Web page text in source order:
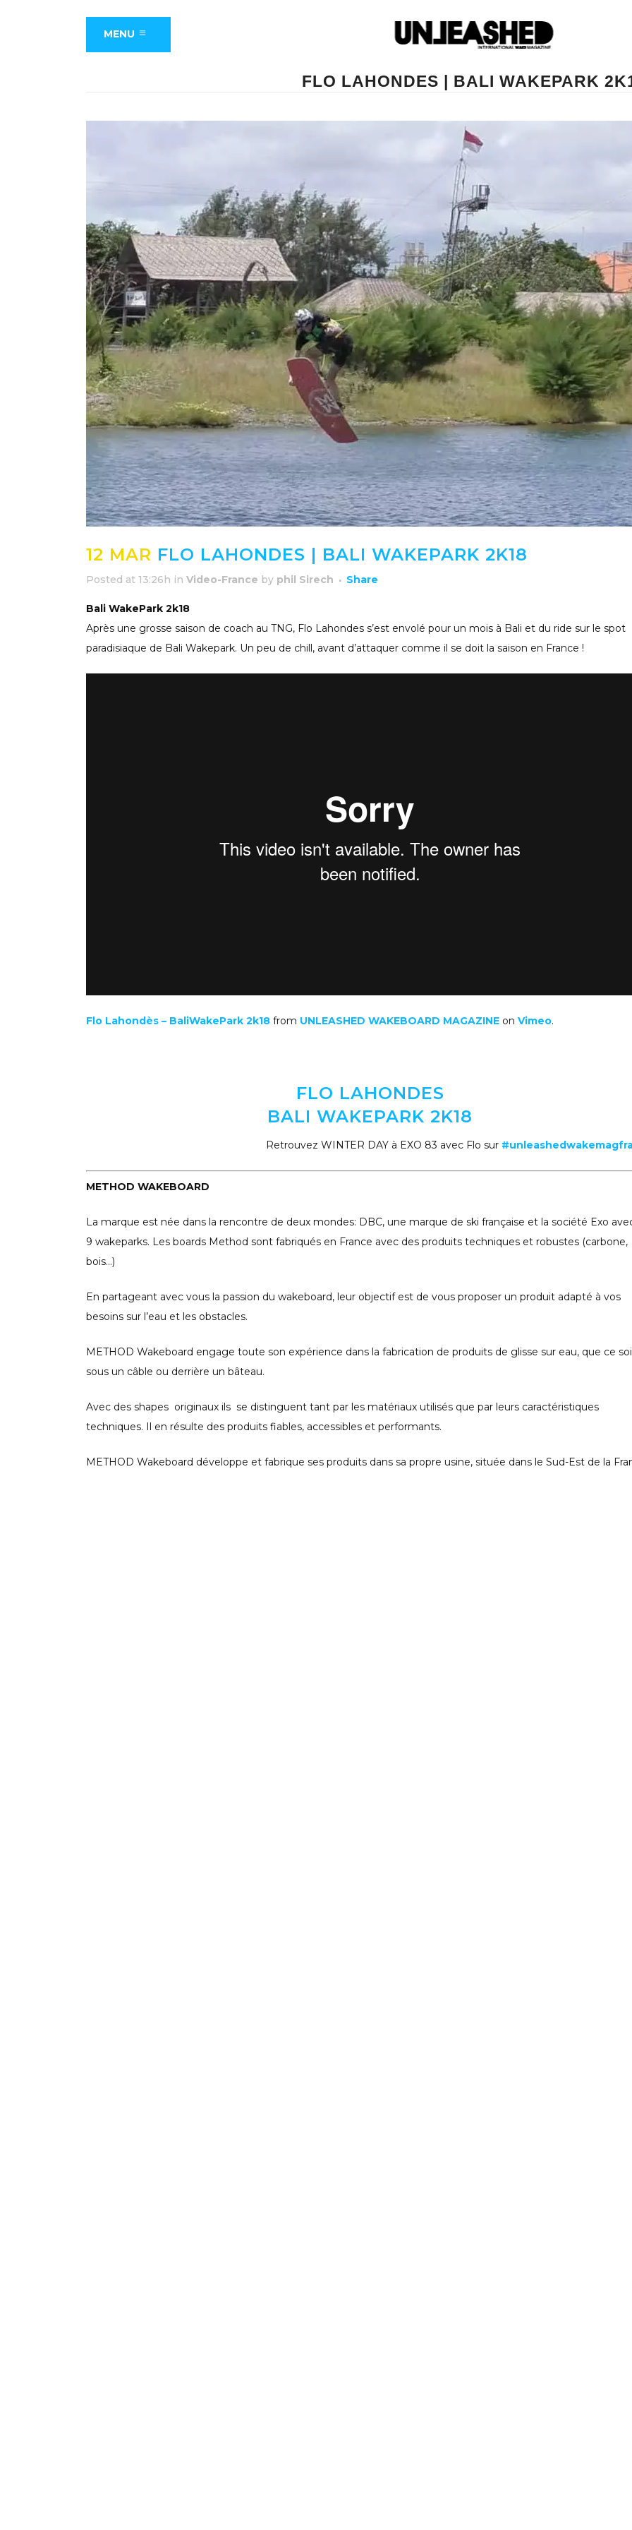
MENU
FLO LAHONDES | BALI WAKEPARK
12 MAR FLO LAHONDES | BALI WAKEPARK 2K18
Posted at 13:26h in Video-France by phil Sirech Share
Bali WakePark 2k18
Après une grosse saison de coach au TNG, Flo Lahondes s’est envolé pour un mois à Bali et du ride sur le spot
paradisiaque de Bali Wakepark. Un peu de chill, avant d’attaquer comme il se doit la saison en France !
Flo Lahondès – BaliWakePark 2k18 from UNLEASHED WAKEBOARD MAGAZINE on Vimeo.
FLO LAHONDES
BALI WAKEPARK 2K18
Retrouvez WINTER DAY à EXO 83 avec Flo sur
METHOD WAKEBOARD
La marque est née dans la rencontre de deux mondes: DBC, une marque de ski française et la société Exo
9 wakeparks. Les boards Method sont fabriqués en France avec des produits techniques et robustes (carbone,
bois…)
En partageant avec vous la passion du wakeboard, leur objectif est de vous proposer un produit adapté à vos
besoins sur l’eau et les obstacles.
METHOD Wakeboard engage toute son expérience dans la fabrication de produits de glisse sur eau, que ce
sous un câble ou derrière un bâteau.
Avec des shapes originaux ils se distinguent tant par les matériaux utilisés que par leurs caractéristiques
techniques. Il en résulte des produits fiables, accessibles et performants.
METHOD Wakeboard développe et fabrique ses produits dans sa propre usine, située dans le Sud-Est de la